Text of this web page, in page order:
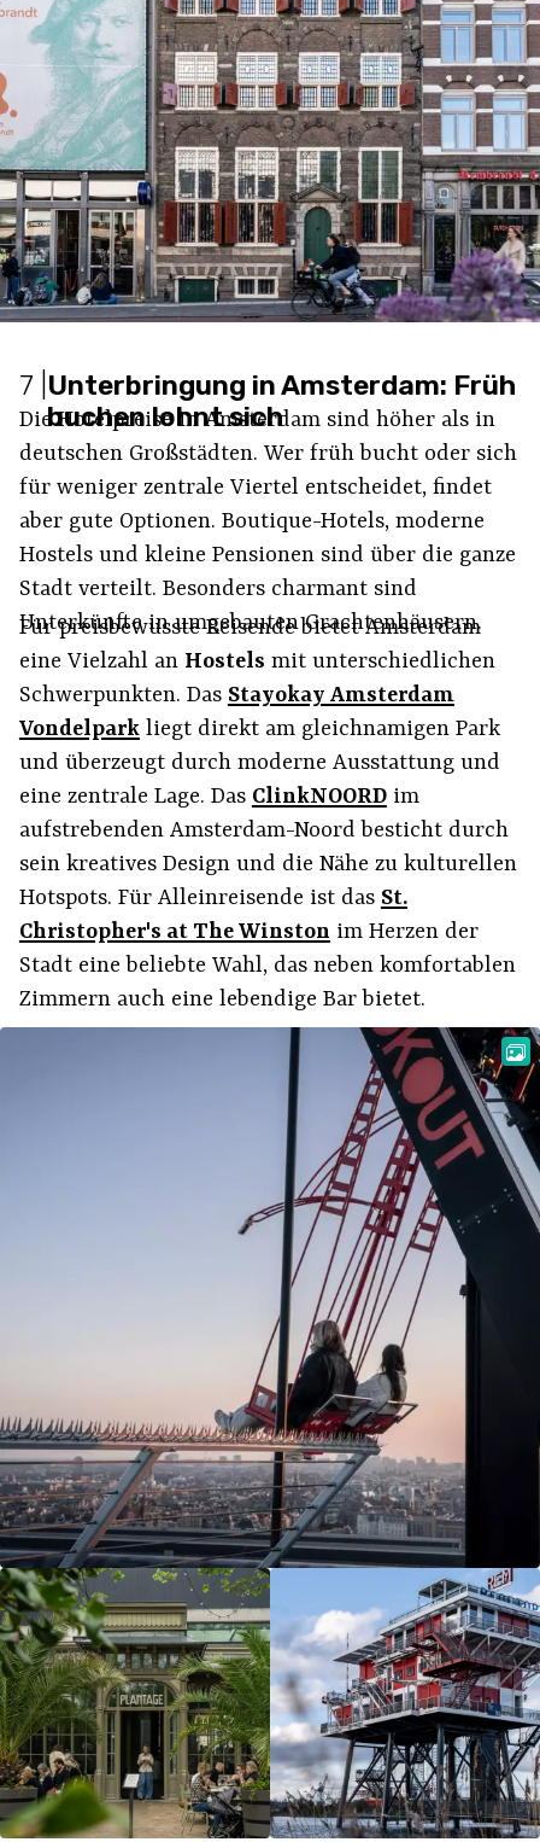
7 Unterbringung in Amsterdam: Früh
buchen lohnt sich
Die Hotelpreise in Amsterdam sind höher als in
deutschen Großstädten. Wer früh bucht oder sich
für weniger zentrale Viertel entscheidet, findet
aber gute Optionen. Boutique-Hotels, moderne
Hostels und kleine Pensionen sind über die ganze
Stadt verteilt. Besonders charmant sind
Unterkünfte in umgebauten Grachtenhäusern.
Für preisbewusste Reisende bietet Amsterdam
eine Vielzahl an Hostels mit unterschiedlichen
Schwerpunkten. Das Stayokay Amsterdam
Vondelparkliegt direkt am gleichnamigen Park
und überzeugt durch moderne Ausstattung und
eine zentrale Lage. Das ClinkNOORDim
aufstrebenden Amsterdam-Noord besticht durch
sein kreatives Design und die Nähe zu kulturellen
Hotspots. Für Alleinreisende ist das St.
Christopher's at The Winston im Herzen der
Stadt eine beliebte Wahl, das neben komfortablen
Zimmern auch eine lebendige Bar bietet.